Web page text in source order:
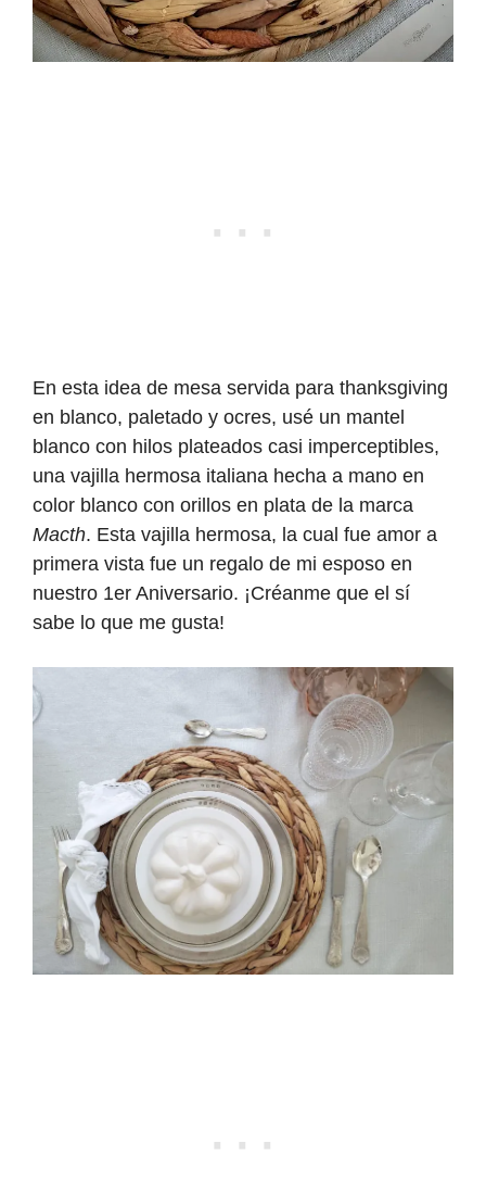
En esta idea de mesa servida para thanksgiving
en blanco, paletado y ocres, usé un mantel
blanco con hilos plateados casi imperceptibles,
una vajilla hermosa italiana hecha a mano en
color blanco con orillos en plata de la marca
Macth. Esta vajilla hermosa, la cual fue amor a
primera vista fue un regalo de mi esposo en
nuestro 1er Aniversario. ¡Créanme que el sí
sabe lo que me gusta!